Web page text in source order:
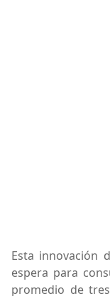
Esta innovación
espera para
promedio de